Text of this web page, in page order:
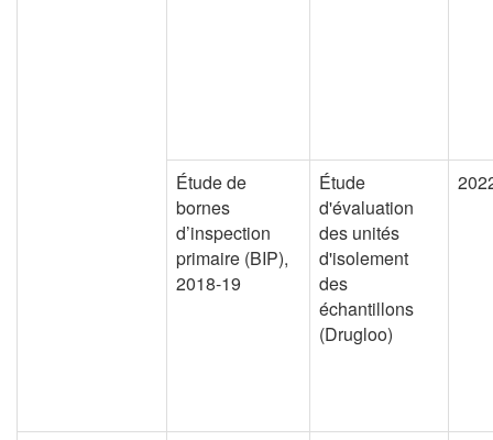
Étude de
bornes
d’inspection
primaire (BIP),
2018-19
Étude
d'évaluation
des unités
d'isolement
des
échantillons
(Drugloo)